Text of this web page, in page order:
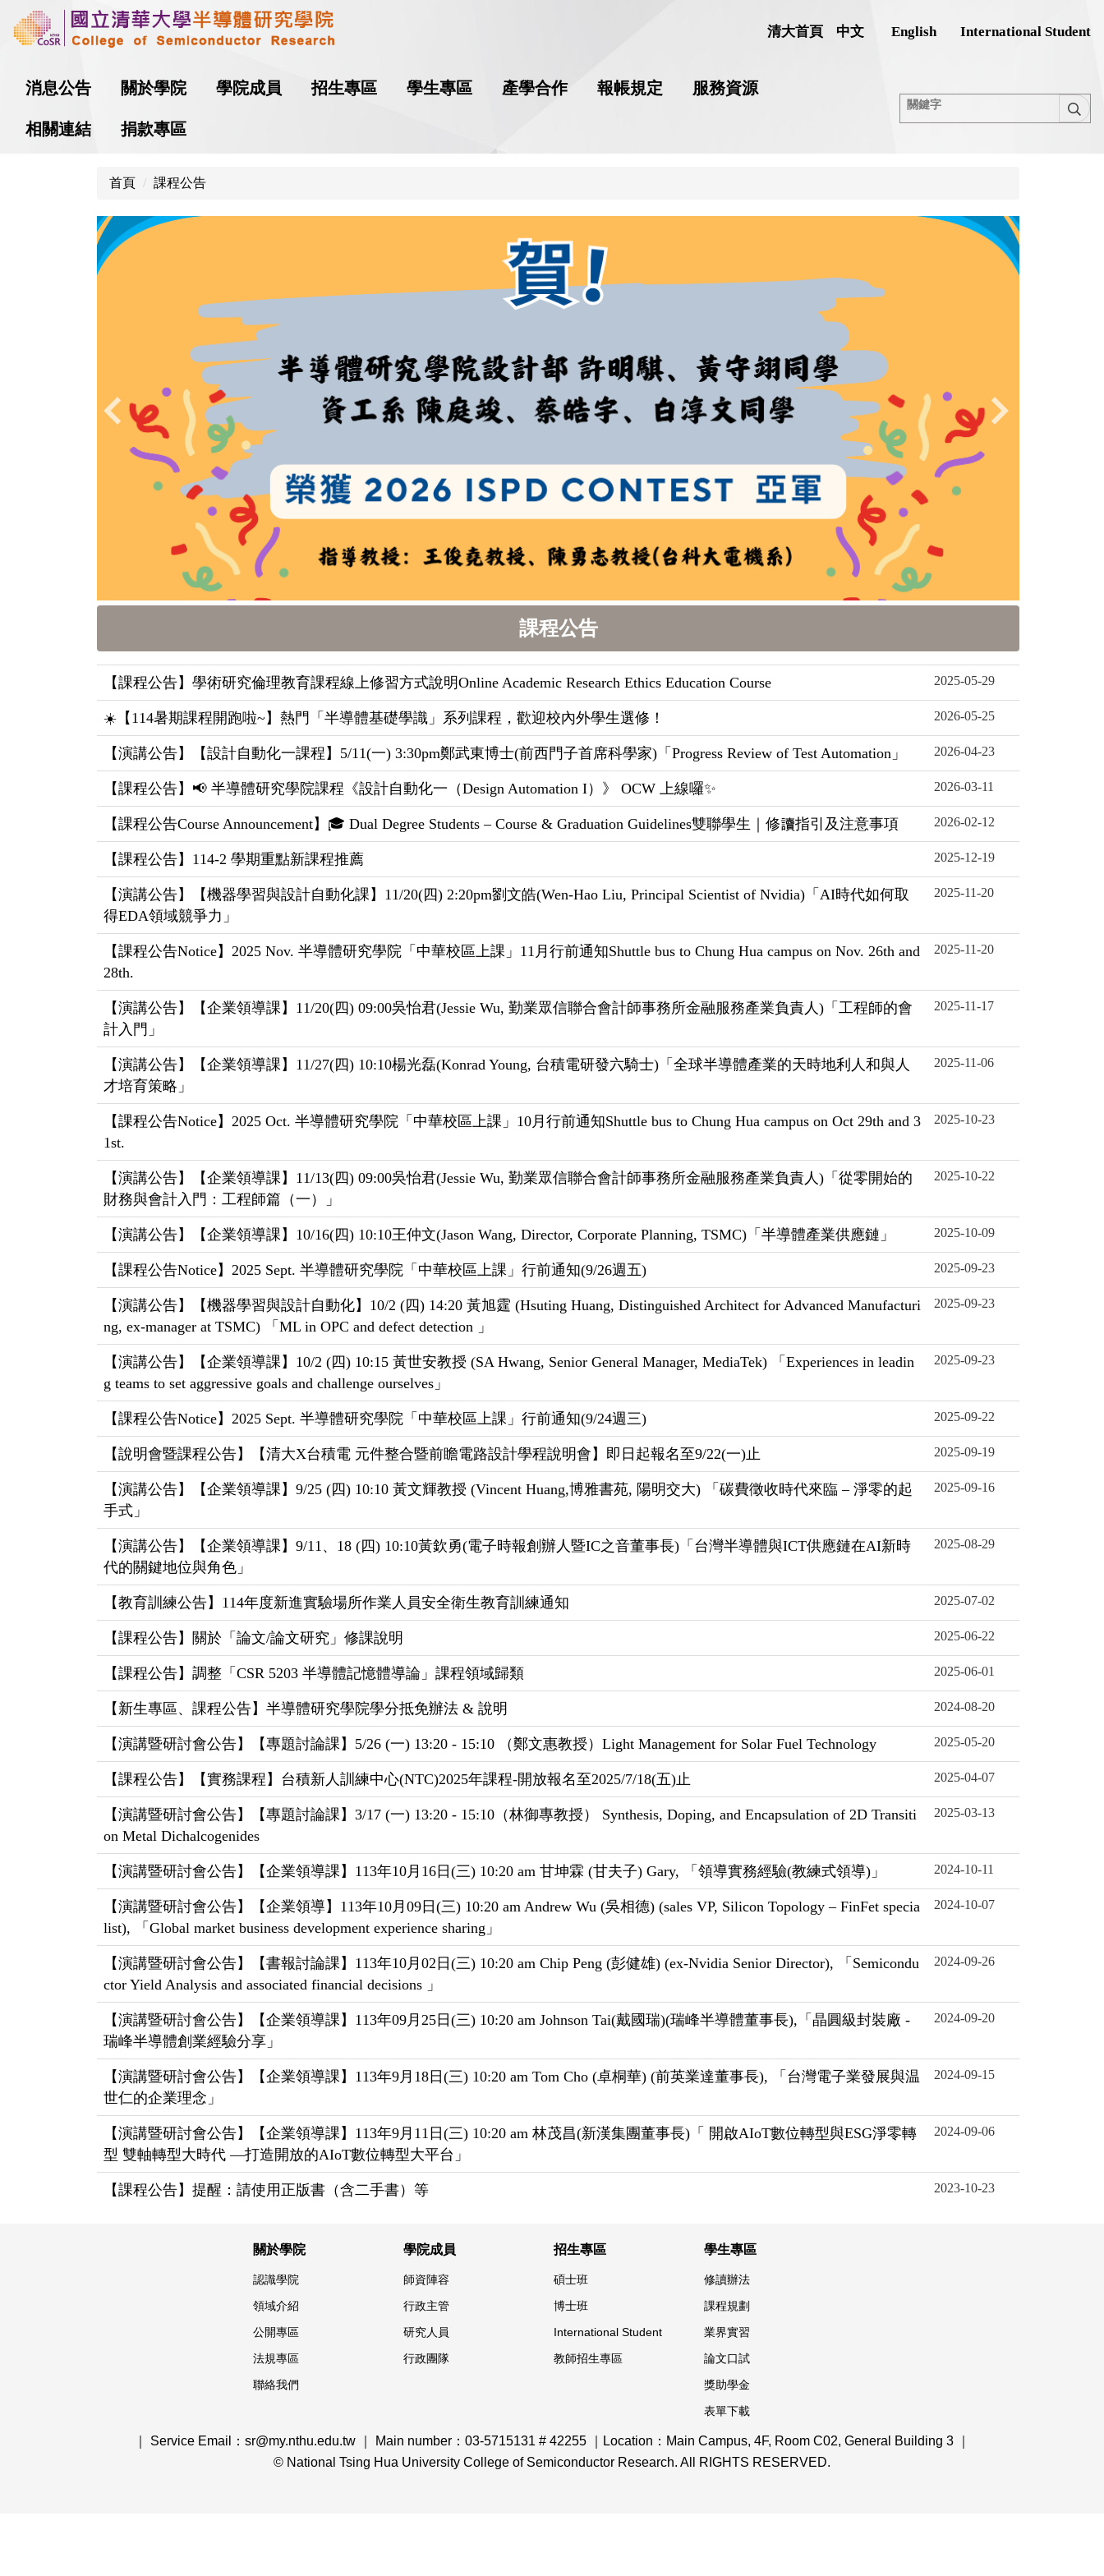
跳
到
清大首頁 中文 English International Student
消息公告 關於學院 學院成員 招生專區 學生專區 產學合作 報帳規定 服務資源
相關連結 捐款專區
首頁 課程公告
課程公告
【課程公告】學術研究倫理教育課程線上修習方式說明Online Academic Research Ethics Education Course 2025-05-29
☀️【114暑期課程開跑啦~】熱門「半導體基礎學識」系列課程，歡迎校內外學生選修！ 2026-05-25
【演講公告】【設計自動化一課程】5/11(一) 3:30pm鄭武東博士(前西門子首席科學家)「Progress Review of Test Automation」 2026-04-23
【課程公告】📢 半導體研究學院課程《設計自動化一（Design Automation I）》 OCW 上線囉✨ 2026-03-11
【課程公告Course Announcement】🎓 Dual Degree Students – Course & Graduation Guidelines雙聯學生｜修讀指引及注意事項 2026-02-12
【課程公告】114-2 學期重點新課程推薦 2025-12-19
【演講公告】【機器學習與設計自動化課】11/20(四) 2:20pm劉文皓(Wen-Hao Liu, Principal Scientist of Nvidia)「AI時代如何取
得EDA領域競爭力」
2025-11-20
【課程公告Notice】2025 Nov. 半導體研究學院「中華校區上課」11月行前通知Shuttle bus to Chung Hua campus on Nov. 26th and
28th.
2025-11-20
【演講公告】【企業領導課】11/20(四) 09:00吳怡君(Jessie Wu, 勤業眾信聯合會計師事務所金融服務產業負責人)「工程師的會
計入門」
2025-11-17
【演講公告】【企業領導課】11/27(四) 10:10楊光磊(Konrad Young, 台積電研發六騎士)「全球半導體產業的天時地利人和與人
才培育策略」
2025-11-06
【課程公告Notice】2025 Oct. 半導體研究學院「中華校區上課」10月行前通知Shuttle bus to Chung Hua campus on Oct 29th and 3
1st.
2025-10-23
【演講公告】【企業領導課】11/13(四) 09:00吳怡君(Jessie Wu, 勤業眾信聯合會計師事務所金融服務產業負責人)「從零開始的
財務與會計入門：工程師篇（一）」
2025-10-22
【演講公告】【企業領導課】10/16(四) 10:10王仲文(Jason Wang, Director, Corporate Planning, TSMC)「半導體產業供應鏈」 2025-10-09
【課程公告Notice】2025 Sept. 半導體研究學院「中華校區上課」行前通知(9/26週五) 2025-09-23
【演講公告】【機器學習與設計自動化】10/2 (四) 14:20 黃旭霆 (Hsuting Huang, Distinguished Architect for Advanced Manufacturi
ng, ex-manager at TSMC) 「ML in OPC and defect detection 」
2025-09-23
【演講公告】【企業領導課】10/2 (四) 10:15 黃世安教授 (SA Hwang, Senior General Manager, MediaTek) 「Experiences in leadin
g teams to set aggressive goals and challenge ourselves」
2025-09-23
【課程公告Notice】2025 Sept. 半導體研究學院「中華校區上課」行前通知(9/24週三) 2025-09-22
【說明會暨課程公告】【清大X台積電 元件整合暨前瞻電路設計學程說明會】即日起報名至9/22(一)止 2025-09-19
【演講公告】【企業領導課】9/25 (四) 10:10 黃文輝教授 (Vincent Huang,博雅書苑, 陽明交大) 「碳費徵收時代來臨 – 淨零的起
手式」
2025-09-16
【演講公告】【企業領導課】9/11、18 (四) 10:10黃欽勇(電子時報創辦人暨IC之音董事長)「台灣半導體與ICT供應鏈在AI新時
代的關鍵地位與角色」
2025-08-29
【教育訓練公告】114年度新進實驗場所作業人員安全衛生教育訓練通知 2025-07-02
【課程公告】關於「論文/論文研究」修課說明 2025-06-22
【課程公告】調整「CSR 5203 半導體記憶體導論」課程領域歸類 2025-06-01
【新生專區、課程公告】半導體研究學院學分抵免辦法 & 說明 2024-08-20
【演講暨研討會公告】【專題討論課】5/26 (一) 13:20 - 15:10 （鄭文惠教授）Light Management for Solar Fuel Technology 2025-05-20
【課程公告】【實務課程】台積新人訓練中心(NTC)2025年課程-開放報名至2025/7/18(五)止 2025-04-07
【演講暨研討會公告】【專題討論課】3/17 (一) 13:20 - 15:10（林御專教授） Synthesis, Doping, and Encapsulation of 2D Transiti
on Metal Dichalcogenides
2025-03-13
【演講暨研討會公告】【企業領導課】113年10月16日(三) 10:20 am 甘坤霖 (甘夫子) Gary, 「領導實務經驗(教練式領導)」 2024-10-11
【演講暨研討會公告】【企業領導】113年10月09日(三) 10:20 am Andrew Wu (吳相德) (sales VP, Silicon Topology – FinFet specia
list), 「Global market business development experience sharing」
2024-10-07
【演講暨研討會公告】【書報討論課】113年10月02日(三) 10:20 am Chip Peng (彭健雄) (ex-Nvidia Senior Director), 「Semicondu
ctor Yield Analysis and associated financial decisions 」
2024-09-26
【演講暨研討會公告】【企業領導課】113年09月25日(三) 10:20 am Johnson Tai(戴國瑞)(瑞峰半導體董事長),「晶圓級封裝廠 -
瑞峰半導體創業經驗分享」
2024-09-20
【演講暨研討會公告】【企業領導課】113年9月18日(三) 10:20 am Tom Cho (卓桐華) (前英業達董事長), 「台灣電子業發展與温
世仁的企業理念」
2024-09-15
【演講暨研討會公告】【企業領導課】113年9月11日(三) 10:20 am 林茂昌(新漢集團董事長)「 開啟AIoT數位轉型與ESG淨零轉
型 雙軸轉型大時代 —打造開放的AIoT數位轉型大平台」
2024-09-06
【課程公告】提醒：請使用正版書（含二手書）等 2023-10-23
關於學院
認識學院
領域介紹
公開專區
法規專區
聯絡我們
學院成員
師資陣容
行政主管
研究人員
行政團隊
招生專區
碩士班
博士班
International Student
教師招生專區
學生專區
修讀辦法
課程規劃
業界實習
論文口試
獎助學金
表單下載
｜ Service Email：sr@my.nthu.edu.tw ｜ Main number：03-5715131 # 42255 ｜Location：Main Campus, 4F, Room C02, General Building 3 ｜
© National Tsing Hua University College of Semiconductor Research. All RIGHTS RESERVED.